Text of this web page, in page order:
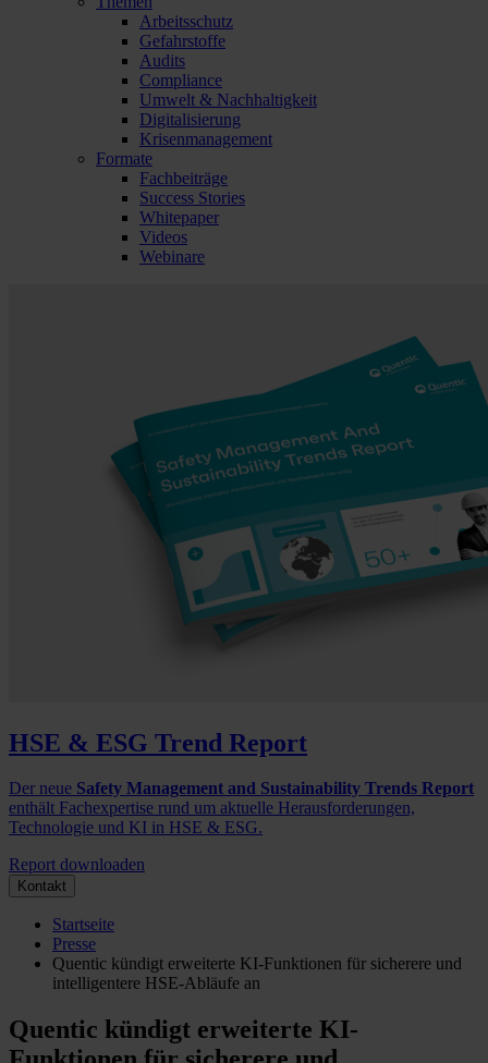
Arbeitsschutz
Gefahrstoffe
Audits
Compliance
Umwelt & Nachhaltigkeit
Digitalisierung
Krisenmanagement
Formate
Fachbeiträge
Success Stories
Whitepaper
Videos
Webinare
HSE & ESG Trend Report
Der neue Safety Management and Sustainability Trends Report
enthält Fachexpertise rund um aktuelle Herausforderungen,
Technologie und KI in HSE & ESG.
Report downloaden
Kontakt
Startseite
Presse
Quentic kündigt erweiterte KI-Funktionen für sicherere und
intelligentere HSE-Abläufe an
Quentic kündigt erweiterte KI-